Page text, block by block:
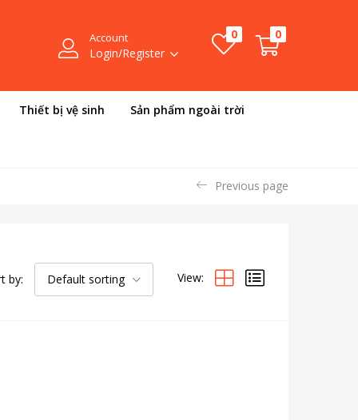
Account
Login/Register
0 0
Thiết bị vệ sinh Sản phẩm ngoài trời
Previous page
by: Default sorting View: